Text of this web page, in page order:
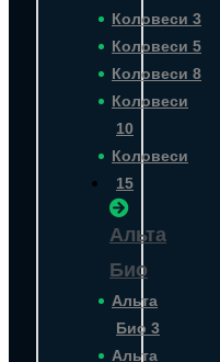
Коловеси 3
Коловеси 5
Коловеси 8
Коловеси
10
Коловеси
15
Альта
Био
Альта
Био 3
Альта